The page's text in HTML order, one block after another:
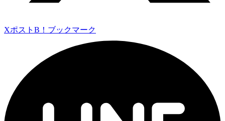
Xポスト B！ブックマーク